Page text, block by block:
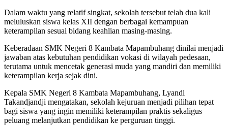
Dalam waktu yang relatif singkat, sekolah tersebut telah dua kali
meluluskan siswa kelas XII dengan berbagai kemampuan
keterampilan sesuai bidang keahlian masing-masing.
Keberadaan SMK Negeri 8 Kambata Mapambuhang dinilai menjadi
jawaban atas kebutuhan pendidikan vokasi di wilayah pedesaan,
terutama untuk mencetak generasi muda yang mandiri dan memiliki
keterampilan kerja sejak dini.
Kepala SMK Negeri 8 Kambata Mapambuhang, Lyandi
Takandjandji mengatakan, sekolah kejuruan menjadi pilihan tepat
bagi siswa yang ingin memiliki keterampilan praktis sekaligus
peluang melanjutkan pendidikan ke perguruan tinggi.